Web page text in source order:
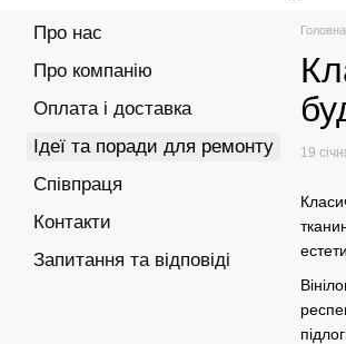
Головна
19
Про нас
Про компанію
Оплата і доставка
Ідеї та поради для ремонту
Співпраця
Контакти
Запитання та відповіді